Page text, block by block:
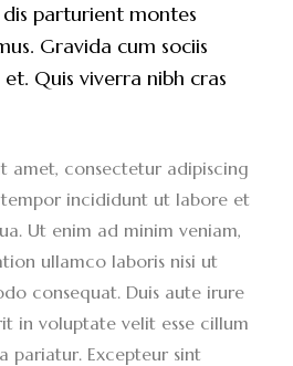
parturient montes
Gravida cum sociis
Quis viverra nibh cras
amet, consectetur adipiscing
incididunt ut labore et
Ut enim ad minim veniam,
ullamco laboris nisi ut
consequat. Duis aute irure
in voluptate velit esse cillum
pariatur. Excepteur sint